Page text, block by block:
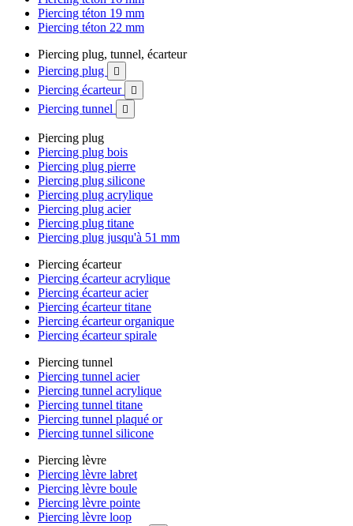
Piercing téton 19 mm
Piercing téton 22 mm
Piercing plug, tunnel, écarteur
Piercing plug

Piercing écarteur 
Piercing tunnel 
Piercing plug
Piercing plug bois
Piercing plug pierre
Piercing plug silicone
Piercing plug acrylique
Piercing plug acier
Piercing plug titane
Piercing plug jusqu'à 51 mm
Piercing écarteur
Piercing écarteur acrylique
Piercing écarteur acier
Piercing écarteur titane
Piercing écarteur organique
Piercing écarteur spirale
Piercing tunnel
Piercing tunnel acier
Piercing tunnel acrylique
Piercing tunnel titane
Piercing tunnel plaqué or
Piercing tunnel silicone
Piercing lèvre
Piercing lèvre labret
Piercing lèvre boule
Piercing lèvre pointe
Piercing lèvre loop